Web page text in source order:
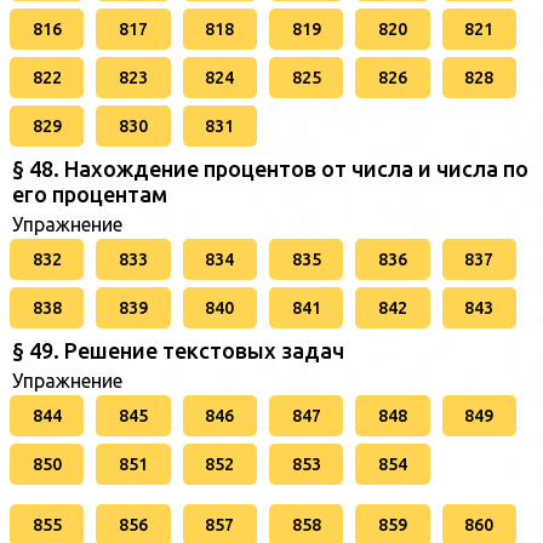
816 817 818 819 820 821
822 823 824 825 826 828
829 830 831
§ 48. Нахождение процентов от числа и числа по
его процентам
Упражнение
832 833 834 835 836 837
838 839 840 841 842 843
§ 49. Решение текстовых задач
Упражнение
844 845 846 847 848 849
850 851 852 853 854
855 856 857 858 859 860